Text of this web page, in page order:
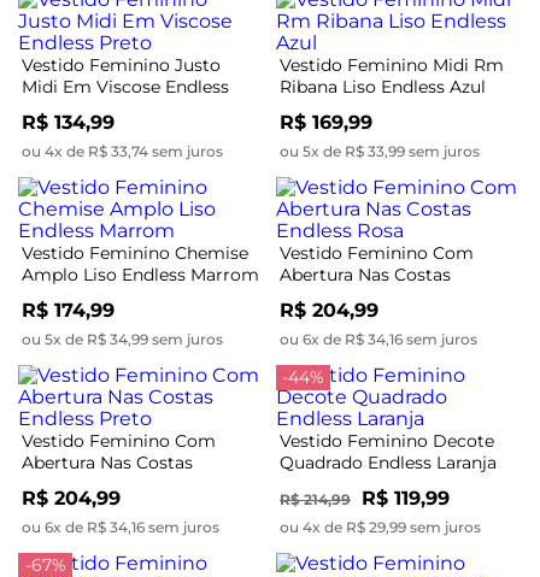
Vestido Feminino Justo
Midi Em Viscose Endless
Preto
R$ 134,99
ou 4x de R$ 33,74 sem juros
Vestido Feminino Midi Rm
Ribana Liso Endless Azul
R$ 169,99
ou 5x de R$ 33,99 sem juros
Vestido Feminino Chemise
Amplo Liso Endless Marrom
R$ 174,99
ou 5x de R$ 34,99 sem juros
Vestido Feminino Com
Abertura Nas Costas
Endless Rosa
R$ 204,99
ou 6x de R$ 34,16 sem juros
Vestido Feminino Com
Abertura Nas Costas
Endless Preto
R$ 204,99
ou 6x de R$ 34,16 sem juros
-44%
Vestido Feminino Decote
Quadrado Endless Laranja
R$ 214,99 R$ 119,99
ou 4x de R$ 29,99 sem juros
-67%